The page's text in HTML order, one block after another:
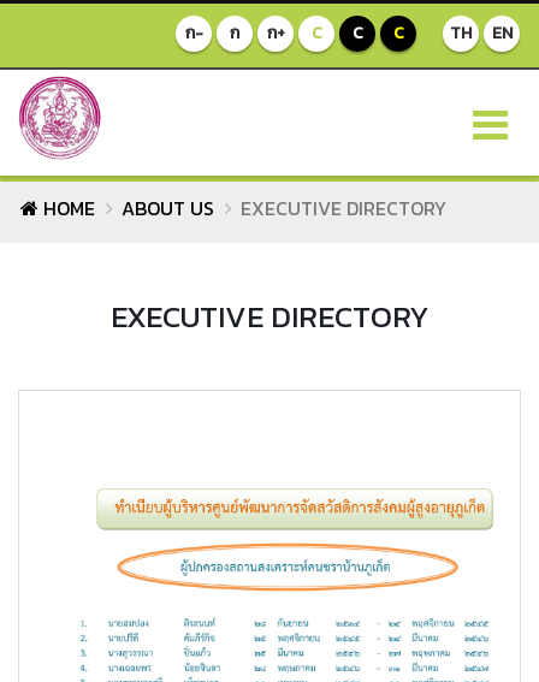
TH EN
ก- ก ก+ C C C
HOME ABOUT US EXECUTIVE DIRECTORY
EXECUTIVE DIRECTORY